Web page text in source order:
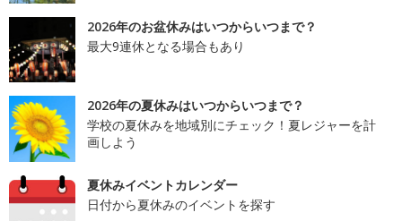
2026年のお盆休みはいつからいつまで？
最大9連休となる場合もあり
2026年の夏休みはいつからいつまで？
学校の夏休みを地域別にチェック！夏レジャーを計
画しよう
夏休みイベントカレンダー
日付から夏休みのイベントを探す